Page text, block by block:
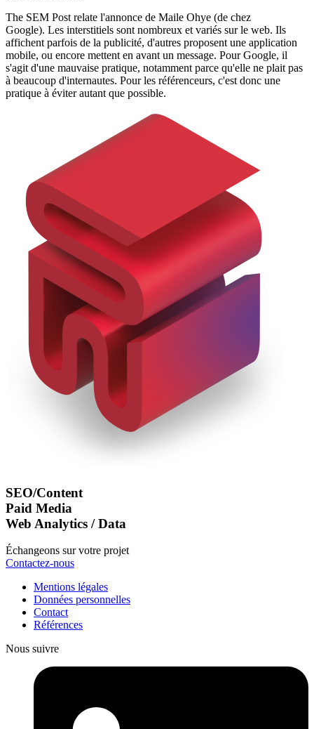
The SEM Post relate l'annonce de Maile Ohye (de chez
Google). Les interstitiels sont nombreux et variés sur le web. Ils
affichent parfois de la publicité, d'autres proposent une application
mobile, ou encore mettent en avant un message. Pour Google, il
s'agit d'une mauvaise pratique, notamment parce qu'elle ne plait pas
à beaucoup d'internautes. Pour les référenceurs, c'est donc une
pratique à éviter autant que possible.
SEO/Content
Paid Media
Web Analytics / Data
Échangeons sur votre projet
Contactez-nous
Mentions légales
Données personnelles
Contact
Références
Nous suivre